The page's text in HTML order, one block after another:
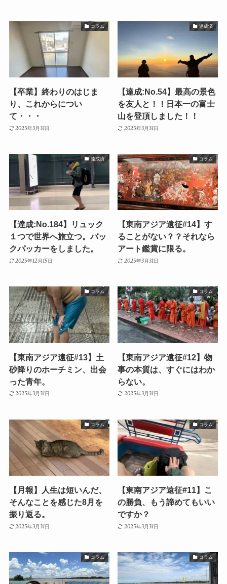
コラム
【卒業】終わりのはじま
り、これからについ
て・・・
2025年3月31日
達成済
【達成:No.54】最高の景色
を友人と！！日本一の富士
山を登頂しました！！
2025年3月31日
達成済
【達成:No.184】リュック
１つで世界へ旅立つ。バッ
クパッカーをしました。
2025年12月15日
コラム
【東南アジア遠征#14】す
ることがない？？それなら
アート鑑賞に限る。
2025年3月31日
コラム
【東南アジア遠征#13】土
砂降りのホーチミン、出会
った青年。
2025年3月31日
コラム
【東南アジア遠征#12】物
事の本質は、すぐにはわか
らない。
2025年3月31日
コラム
【月報】人生は短いんだ、
そんなことを感じた8月を
振り返る。
2025年3月31日
コラム
【東南アジア遠征#11】こ
の勝負、もう諦めてもいい
ですか？
2025年3月31日
コラム コラム